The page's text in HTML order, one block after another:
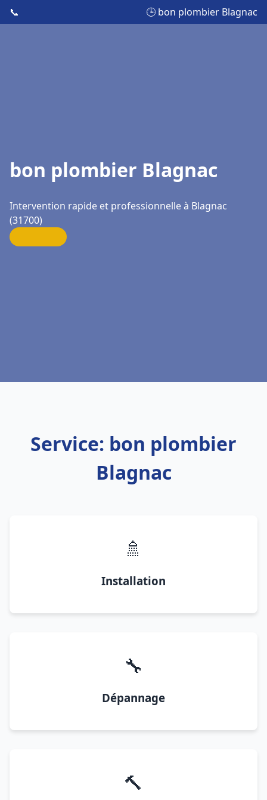
📞 🕒 bon plombier Blagnac
bon plombier Blagnac
Intervention rapide et professionnelle à Blagnac
(31700)
Service: bon plombier
Blagnac
🚿
Installation
🔧
Dépannage
🔨